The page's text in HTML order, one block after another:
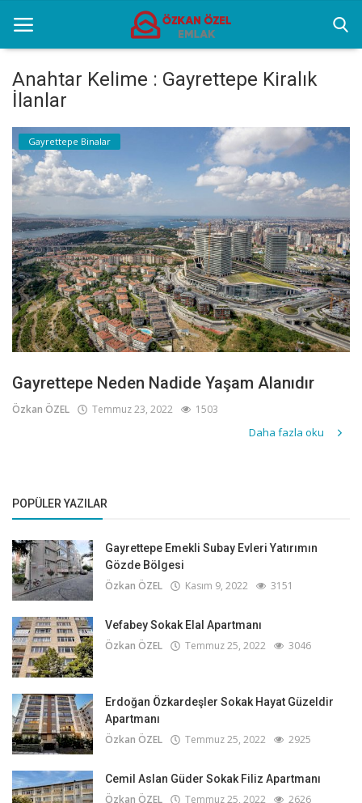
Sektörel Bilgiler
Gayrettepe Binalar
Galeri
İletişim
Türkçe
Anahtar Kelime : Gayrettepe Kiralık
İlanlar
Gayrettepe Binalar
Gayrettepe Neden Nadide Yaşam Alanıdır
Özkan ÖZEL Temmuz 23, 2022 1503
Daha fazla oku
POPÜLER YAZILAR
Gayrettepe Emekli Subay Evleri Yatırımın
Gözde Bölgesi
Özkan ÖZEL Kasım 9, 2022 3151
Vefabey Sokak Elal Apartmanı
Özkan ÖZEL Temmuz 25, 2022 3046
Erdoğan Özkardeşler Sokak Hayat Güzeldir
Apartmanı
Özkan ÖZEL Temmuz 25, 2022 2925
Cemil Aslan Güder Sokak Filiz Apartmanı
Özkan ÖZEL Temmuz 25, 2022 2626